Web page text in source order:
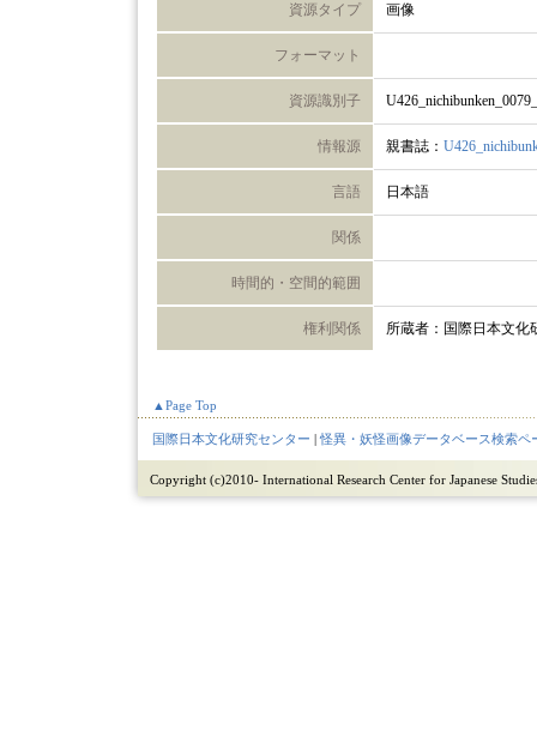
資源タイプ 画像
フォーマット
資源識別子
情報源 親書誌：
言語 日本語
関係
時間的・空間的範囲
権利関係 所蔵者：国際日本文化
▲Page Top
国際日本文化研究センター |怪異・妖怪画像データベース検索ペ
Copyright (c)2010- International Research Center for Japanese